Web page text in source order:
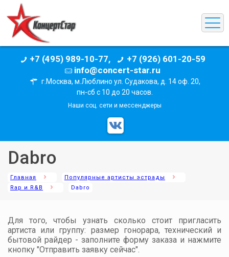
+7 (495) 989-10-77,
+7 (926) 601-20-59
info@concert-star.ru
г.Москва, м.Люблино ул. Судакова, д. 14 оф. 20,
пн-сб с 10 до 20 часов.
Наши соц. сети и мессенджеры
Dabro
Главная
Популярные артисты эстрады
Rap и R&B
Dabro
Для того, чтобы узнать сколько стоит пригласить
артиста или группу: размер гонорара, технический и
бытовой райдер - заполните форму заказа и нажмите
кнопку "Отправить заявку сейчас".